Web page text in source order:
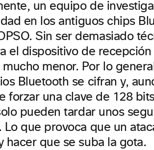
un equipo de
en los antiguos chips
Sin ser demasiado
el dispositivo de
menor. Por lo
Bluetooth se cifran y,
forzar una clave de 128
pueden tardar unos
Lo que provoca que un
hacer que se suba la gota.